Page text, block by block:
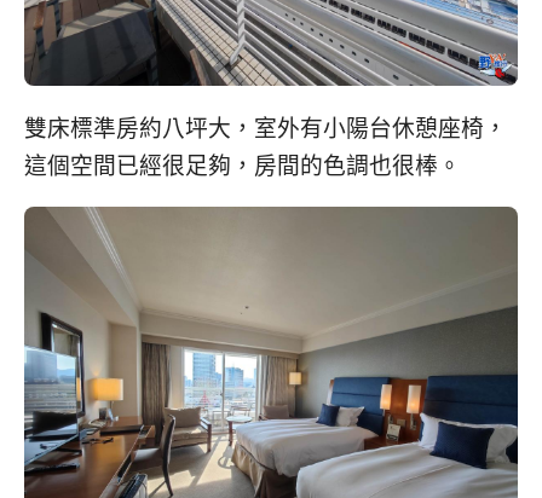
雙床標準房約八坪大，室外有小陽台休憩座椅，
這個空間已經很足夠，房間的色調也很棒。